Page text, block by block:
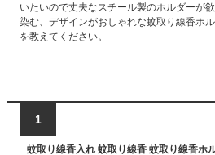
いたいので丈夫なスチール製のホルダーが
染む、デザインがおしゃれな蚊取り線香ホ
を教えてください。
1